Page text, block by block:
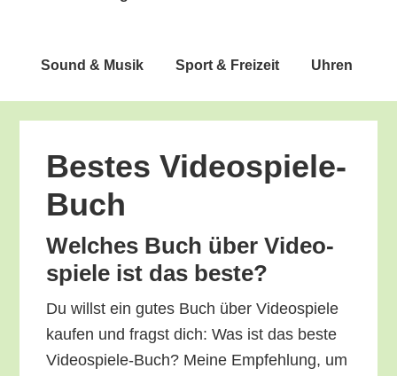
Sound & Musik Sport & Freizeit Uhren
Bes­tes Videospiele-
Buch
Wel­ches Buch über Video­
spie­le ist das beste?
Du willst ein gutes Buch über Video­spie­le
kau­fen und fragst dich: Was ist das bes­te
Video­spie­le-Buch? Mei­ne Emp­feh­lung, um